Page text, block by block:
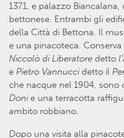
1371, e palazzo
bettonese. Entrambi gli
della Città di Bettona. Il
e una pinacoteca.
Niccolò di Liberatore detto
e Pietro Vannuccidetto il
che nacque nel 1904, sono
Donie una terracotta
ambito robbiano.
Dopo una visita alla